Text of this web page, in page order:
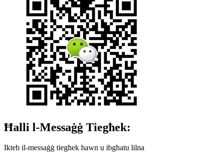
Ħalli l-Messaġġ Tiegħek:
Ikteb il-messaġġ tiegħek hawn u ibgħatu lilna